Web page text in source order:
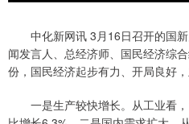
中化新网讯 3月16日召开的国新
闻发言人、总经济师、国民经济综
份，国民经济起步有力、开局良好
一是生产较快增长。从工业看